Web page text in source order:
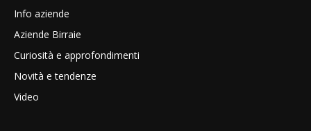
Info aziende
Aziende Birraie
Curiosità e approfondimenti
Novità e tendenze
Video